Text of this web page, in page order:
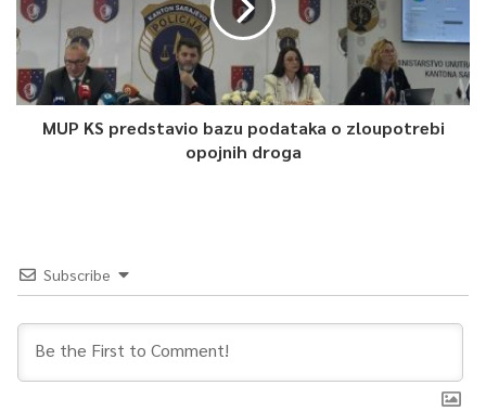
“Festival koji ‘Lola’ organizuje iz godine u godinu potvrđuje da
kultura ima moć povezivanja. Kroz igru i pjesmu, Sarajevo
iznova postaje grad mira, prijateljstva i zajedništva.
Ministarstvo kulture i sporta Kantona Sarajevo će i ubuduće
podržavati ovakve projekte koji spajaju ljude i čuvaju dušu naše
zemlje”, poručio je ministar Magoda.
MUP KS predstavio bazu podataka o zloupotrebi
opojnih droga
Subscribe